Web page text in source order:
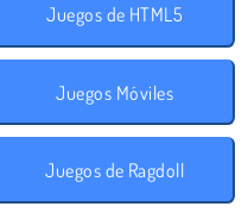
Juegos de HTML5
Juegos Móviles
Juegos de Ragdoll